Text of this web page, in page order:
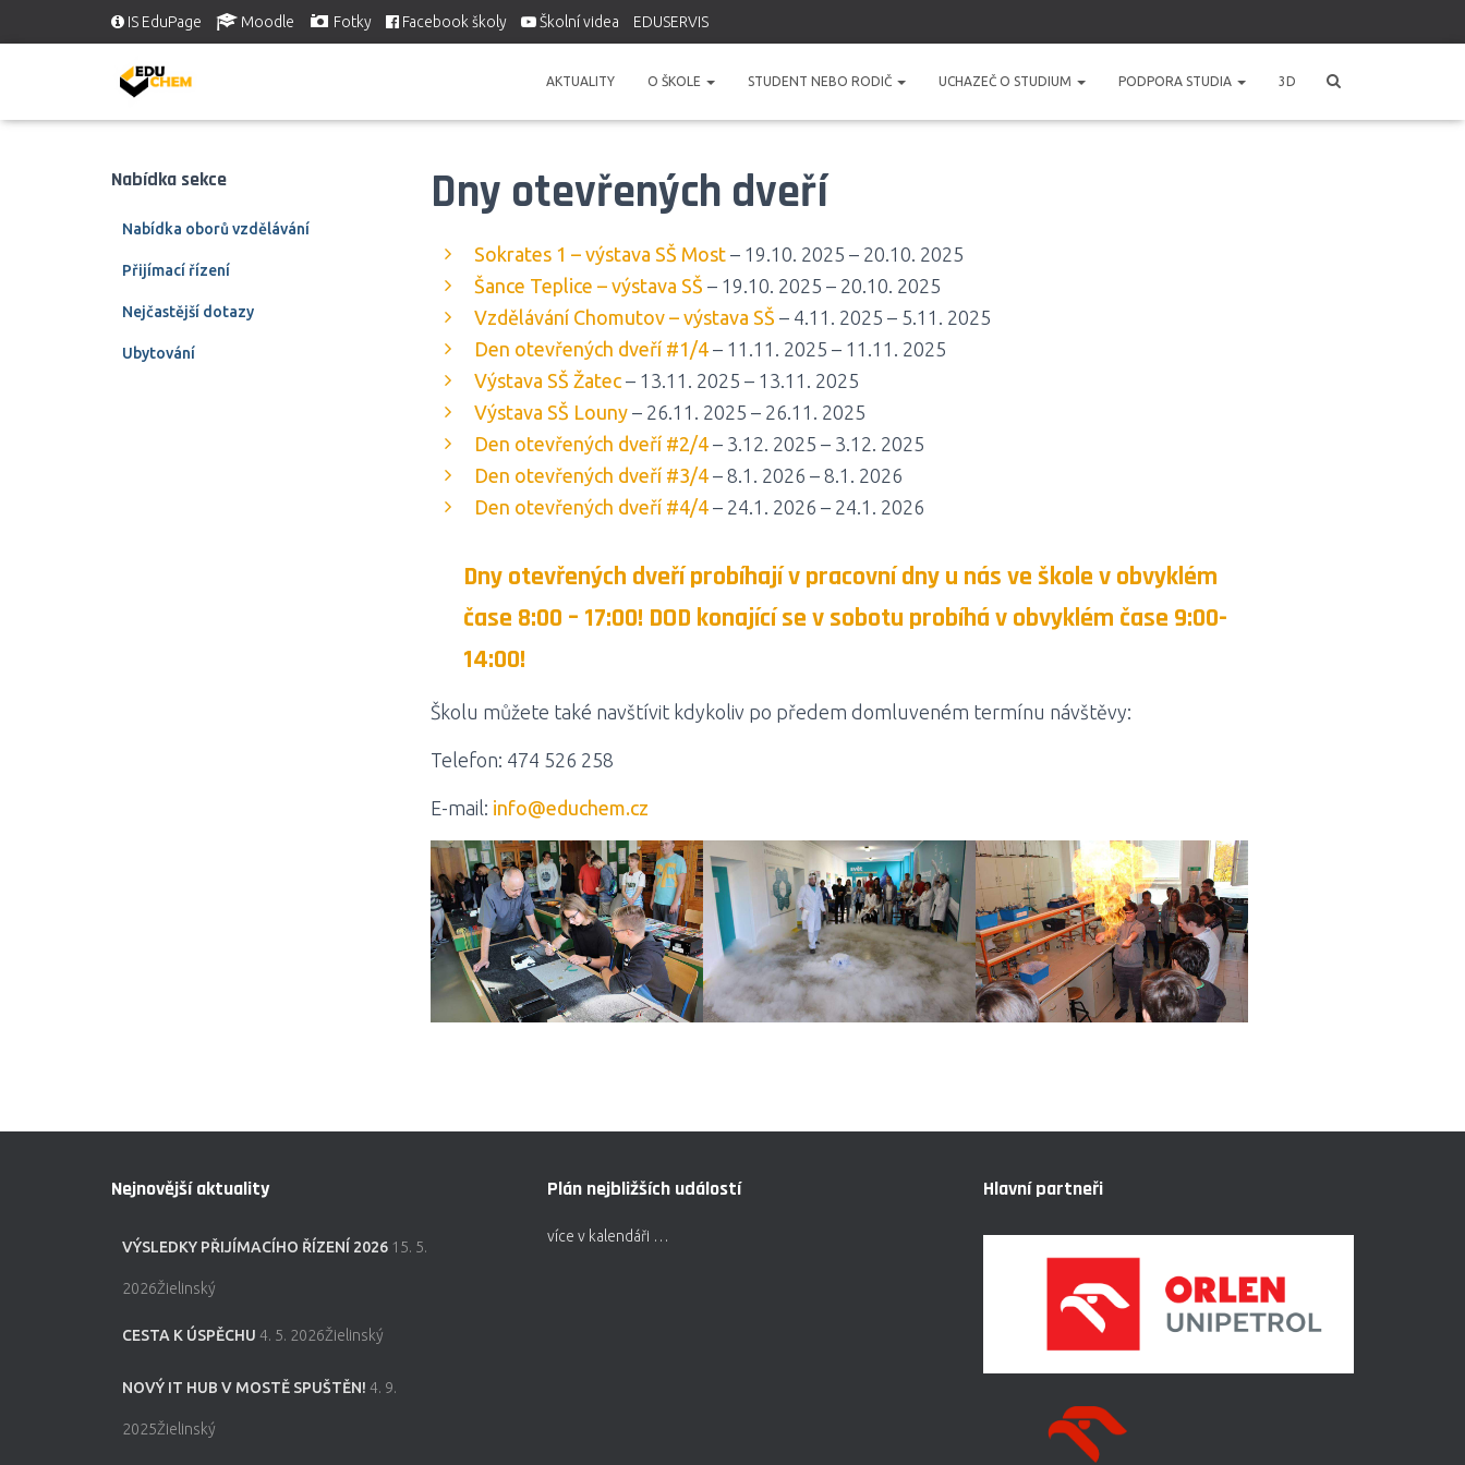
IS EduPage Moodle Fotky Facebook školy Školní videa EDUSERVIS
AKTUALITY O ŠKOLE STUDENT NEBO RODIČ UCHAZEČ O STUDIUM PODPORA STUDIA 3D
Nabídka sekce
Nabídka oborů vzdělávání
Přijímací řízení
Nejčastější dotazy
Ubytování
Dny otevřených dveří
Sokrates 1 – výstava SŠ Most– 19.10. 2025 – 20.10. 2025
Šance Teplice – výstava SŠ – 19.10. 2025 – 20.10. 2025
Vzdělávání Chomutov – výstava SŠ – 4.11. 2025 – 5.11. 2025
Den otevřených dveří #1/4– 11.11. 2025 – 11.11. 2025
Výstava SŠ Žatec– 13.11. 2025 – 13.11. 2025
Výstava SŠ Louny– 26.11. 2025 – 26.11. 2025
Den otevřených dveří #2/4– 3.12. 2025 – 3.12. 2025
Den otevřených dveří #3/4– 8.1. 2026 – 8.1. 2026
Den otevřených dveří #4/4– 24.1. 2026 – 24.1. 2026
Dny otevřených dveří probíhají v pracovní dny u nás ve škole v obvyklém
čase 8:00 – 17:00! DOD konající se v sobotu probíhá v obvyklém čase 9:00-
14:00!
Školu můžete také navštívit kdykoliv po předem domluveném termínu návštěvy:
Telefon: 474 526 258
E-mail: info@educhem.cz
Nejnovější aktuality
VÝSLEDKY PŘIJÍMACÍHO ŘÍZENÍ 2026 15. 5.
2026Žielinský
CESTA K ÚSPĚCHU 4. 5. 2026Žielinský
NOVÝ IT HUB V MOSTĚ SPUŠTĚN! 4. 9.
2025Žielinský
Plán nejbližších událostí
více v kalendáři …
Hlavní partneři